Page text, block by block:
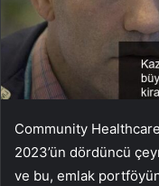
Community
2023’ün dördüncü
ve bu, emlak